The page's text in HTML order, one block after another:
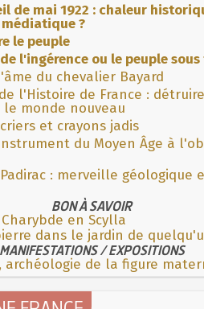
de mai 1922 : chaleur
?
le peuple
l'ingérence ou le peuple
du chevalier Bayard
l'Histoire de France :
monde nouveau
et crayons jadis
du Moyen Âge à
: merveille géologique
BON À SAVOIR
en Scylla
dans le jardin de
MANIFESTATIONS / EXPOSITIONS
archéologie de la figure